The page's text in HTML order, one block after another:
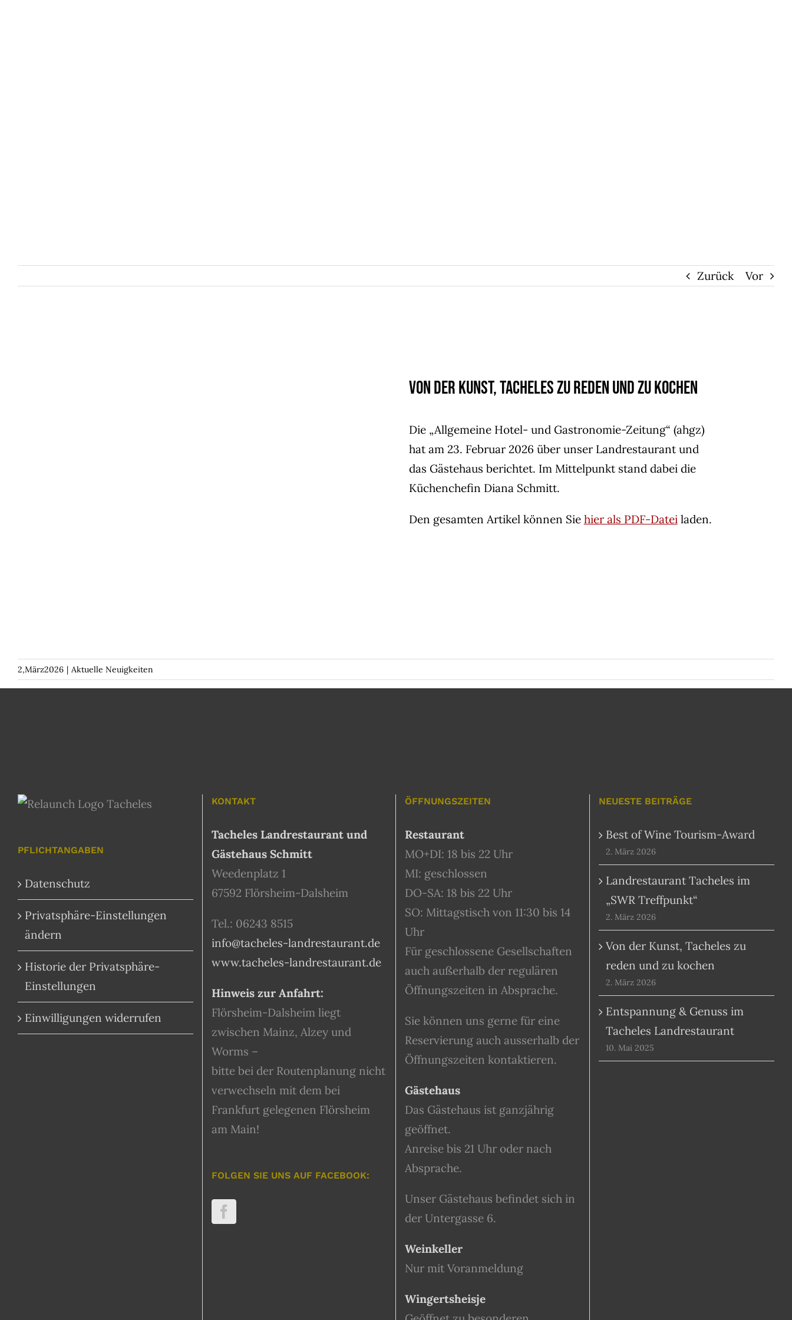
Zurück Vor
Von der Kunst, Tacheles zu reden und zu kochen
Die „Allgemeine Hotel- und Gastronomie-Zeitung“ (ahgz)
hat am 23. Februar 2026 über unser Landrestaurant und
das Gästehaus berichtet. Im Mittelpunkt stand dabei die
Küchenchefin Diana Schmitt.
Den gesamten Artikel können Sie hier als PDF-Datei laden.
2,März2026 | Aktuelle Neuigkeiten
PFLICHTANGABEN
Datenschutz
Privatsphäre-Einstellungen
ändern
Historie der Privatsphäre-
Einstellungen
Einwilligungen widerrufen
KONTAKT
Tacheles Landrestaurant und
Gästehaus Schmitt
Weedenplatz 1
67592 Flörsheim-Dalsheim
Tel.: 06243 8515
info@tacheles-landrestaurant.de
www.tacheles-landrestaurant.de
Hinweis zur Anfahrt:
Flörsheim-Dalsheim liegt
zwischen Mainz, Alzey und
Worms –
bitte bei der Routenplanung nicht
verwechseln mit dem bei
Frankfurt gelegenen Flörsheim
am Main!
FOLGEN SIE UNS AUF FACEBOOK:
ÖFFNUNGSZEITEN
Restaurant
MO+DI: 18 bis 22 Uhr
MI: geschlossen
DO-SA: 18 bis 22 Uhr
SO: Mittagstisch von 11:30 bis 14
Uhr
Für geschlossene Gesellschaften
auch außerhalb der regulären
Öffnungszeiten in Absprache.
Sie können uns gerne für eine
Reservierung auch ausserhalb der
Öffnungszeiten kontaktieren.
Gästehaus
Das Gästehaus ist ganzjährig
geöffnet.
Anreise bis 21 Uhr oder nach
Absprache.
Unser Gästehaus befindet sich in
der Untergasse 6.
Weinkeller
Nur mit Voranmeldung
Wingertsheisje
NEUESTE BEITRÄGE
Best of Wine Tourism-Award
2. März 2026
Landrestaurant Tacheles im
„SWR Treffpunkt“
2. März 2026
Von der Kunst, Tacheles zu
reden und zu kochen
2. März 2026
Entspannung & Genuss im
Tacheles Landrestaurant
10. Mai 2025